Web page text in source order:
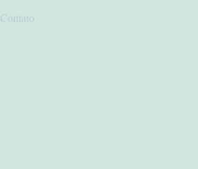
Contato